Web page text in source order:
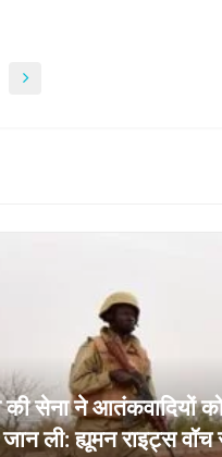
की सेना ने
ली: ह्यूमन राइट्स वॉच